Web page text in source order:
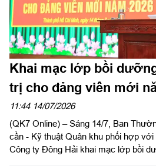
Khai mạc lớp bồi
trị cho đảng viên mới
11:44 14/07/2026
(QK7 Online) – Sáng 14/7, Ban
cần - Kỹ thuật Quân khu phối hợp với
Công ty Đông Hải khai mạc lớp bồi